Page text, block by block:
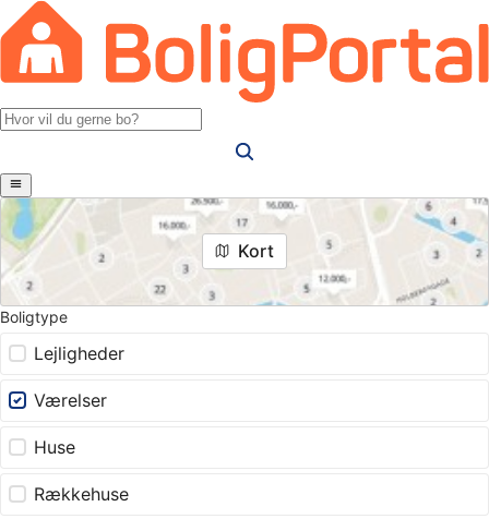
Kort
Boligtype
Lejligheder
Værelser
Huse
Rækkehuse